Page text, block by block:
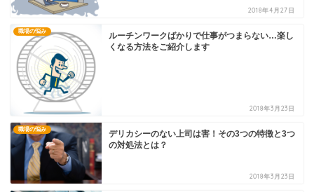
2018年4月27日
職場の悩み
ルーチンワークばかりで仕事がつまらない…楽し
くなる方法をご紹介します
2018年3月23日
職場の悩み
デリカシーのない上司は害！その3つの特徴と3つ
の対処法とは？
2018年3月23日